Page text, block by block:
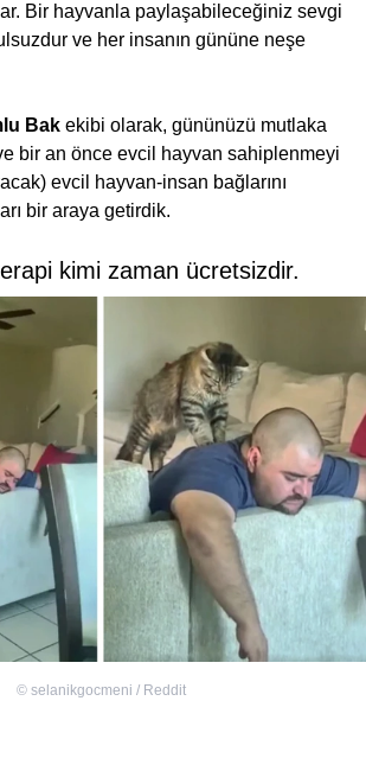
Bir hayvanla paylaşabileceğiniz sevgi
ve her insanın gününe neşe
Bak ekibi olarak, gününüzü mutlaka
bir an önce evcil hayvan sahiplenmeyi
evcil hayvan-insan bağlarını
bir araya getirdik.
kimi zaman ücretsizdir.
© selanikgocmeni / Reddit